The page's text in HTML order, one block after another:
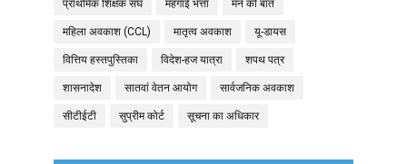
प्राथमिक शिक्षक संघ मंहगाई भत्ता मन की बात
महिला अवकाश (CCL) मातृत्व अवकाश यू-डायस
वित्तिय हस्तपुस्तिका विदेश-हज यात्रा शपथ पत्र
शासनादेश सातवां वेतन आयोग सार्वजनिक अवकाश
सीटीईटी सुप्रीम कोर्ट सूचना का अधिकार